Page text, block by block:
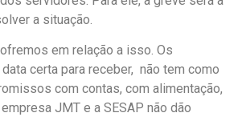
a situação.
em relação a isso. Os
certa para receber, não tem como
com contas, com alimentação,
JMT e a SESAP não dão